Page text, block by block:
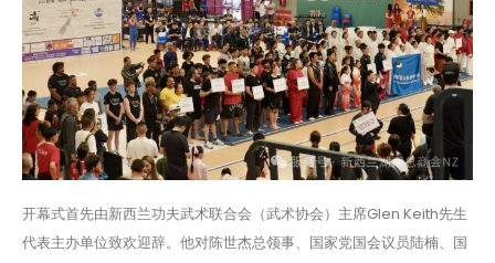
开幕式首先由新西兰功夫武术联合会（武术协会）主席Glen Keith先生
代表主办单位致欢迎辞。他对陈世杰总领事、国家党国会议员陆楠、国